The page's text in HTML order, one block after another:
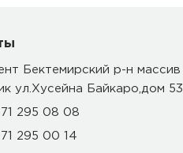
Бектемирский р-н массив
ул.Хусейна Байкаро,дом 53
295 08 08
295 00 14